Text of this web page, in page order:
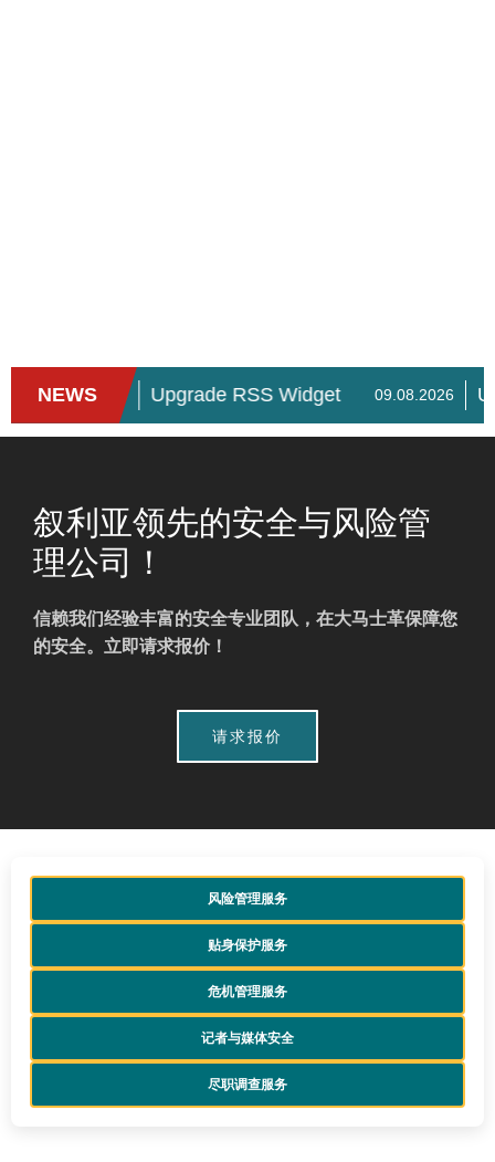
叙利亚领先的安全与风险管
理公司！
信赖我们经验丰富的安全专业团队，在大马士革保障您
的安全。立即请求报价！
请求报价
风险管理服务
贴身保护服务
危机管理服务
记者与媒体安全
尽职调查服务